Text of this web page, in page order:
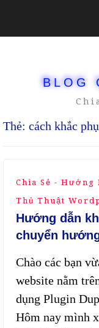
BLOG
Thẻ: cách khắc
Chia Sẻ - Hướng
Thủ Thuật
Hướng dẫn
chuyển
Chào các bạn
website nằm
dụng Plugin
Hôm nay mình